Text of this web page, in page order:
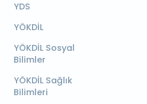
YDS
YÖKDİL
YÖKDİL Sosyal
Bilimler
YÖKDİL Sağlık
Bilimleri